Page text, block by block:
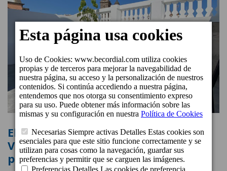
El Boutique Hotel Cordial La Niña de
Vegueta abrirá sus puertas el
próximo 30 de diciembre